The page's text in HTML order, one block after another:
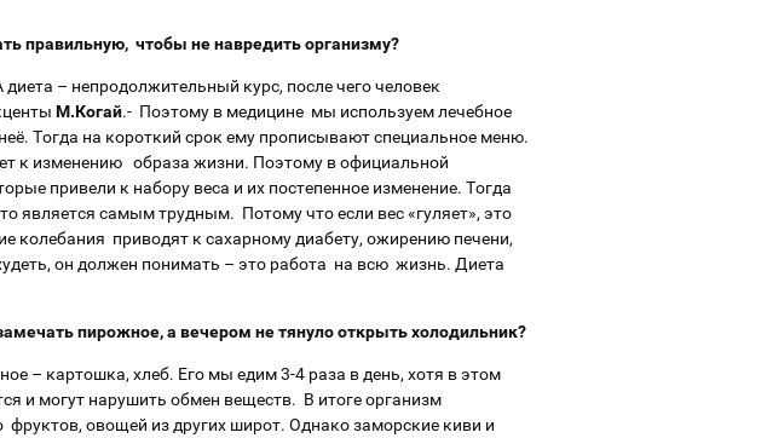
правильную, чтобы не навредить организму?
– непродолжительный курс, после чего человек
М.Когай.- Поэтому в медицине мы используем лечебное
Тогда на короткий срок ему прописывают специальное меню.
к изменению образа жизни. Поэтому в официальной
привели к набору веса и их постепенное изменение. Тогда
является самым трудным. Потому что если вес «гуляет», это
колебания приводят к сахарному диабету, ожирению печени,
он должен понимать – это работа на всю жизнь. Диета
пирожное, а вечером не тянуло открыть холодильник?
– картошка, хлеб. Его мы едим 3-4 раза в день, хотя в этом
и могут нарушить обмен веществ. В итоге организм
овощей из других широт. Однако заморские киви и